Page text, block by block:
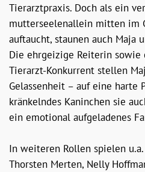
Tierarztpraxis. Doch als ein
mutterseelenallein mitten im
auftaucht, staunen auch Maja
Die ehrgeizige Reiterin
Tierarzt-Konkurrent stellen
Gelassenheit – auf eine harte
kränkelndes Kaninchen sie
ein emotional aufgeladenes
In weiteren Rollen spielen
Thorsten Merten, Nelly